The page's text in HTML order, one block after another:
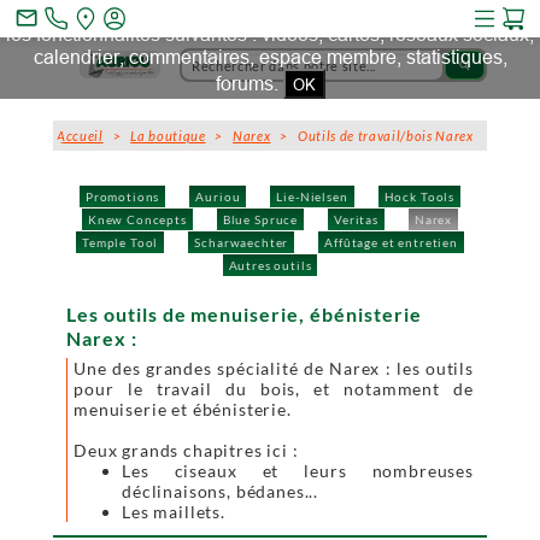
search
Promotions Auriou Lie-Nielsen
Hock Tools
Knew Concepts
Blue Spruce Veritas
Narex
Temple Tool
Scharwaechter
Affûtage et entretien
Autres outils
Accueil >La boutique >Narex > Outils de travail/bois Narex
Les outils de menuiserie, ébénisterie
Narex :
Une des grandes spécialité de Narex : les outils
pour le travail du bois, et notamment de
menuiserie et ébénisterie.
Deux grands chapitres ici :
Les ciseaux et leurs nombreuses
déclinaisons, bédanes...
Les maillets.
mail_outline
Ce site et des sites tiers qu'il utilise collectent des cookies pour
les fonctionnalités suivantes : vidéos, cartes, réseaux sociaux,
calendrier, commentaires, espace membre, statistiques,
forums. OK